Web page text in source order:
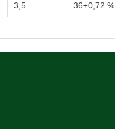
3,5 36±0,72 %